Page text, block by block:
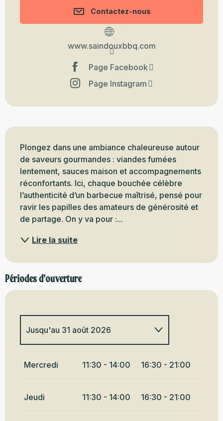
Contactez-nous
www.saindouxbbq.com
Page Facebook
Page Instagram
Description
Plongez dans une ambiance chaleureuse autour
de saveurs gourmandes : viandes fumées
lentement, sauces maison et accompagnements
réconfortants. Ici, chaque bouchée célèbre
l’authenticité d’un barbecue maîtrisé, pensé pour
ravir les papilles des amateurs de générosité et
de partage. On y va pour :...
Lire la suite
Périodes d'ouverture
2026
Jusqu'au 31 août 2026
Mercredi 11:30 - 14:00 16:30 - 21:00
Jeudi 11:30 - 14:00 16:30 - 21:00